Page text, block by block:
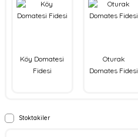
Köy Domatesi
Fidesi
Oturak
Domates Fidesi
Stoktakiler